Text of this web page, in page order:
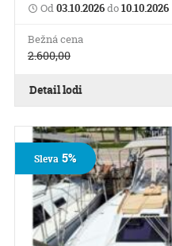
Od03.10.2026do10.10.2026
Bežná cena
2.600,00
Detail lodi
Sleva5%